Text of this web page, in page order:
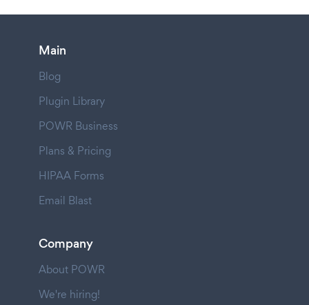
Main
Blog
Plugin Library
POWR Business
Plans & Pricing
HIPAA Forms
Email Blast
Company
About POWR
We're hiring!